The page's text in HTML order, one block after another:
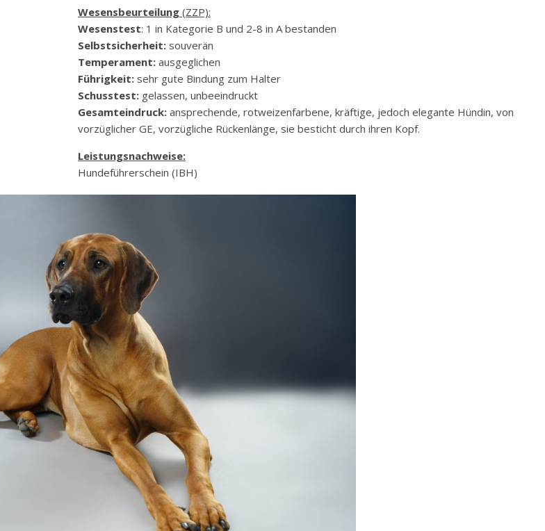
Wesensbeurteilung (ZZP):
Wesenstest: 1 in Kategorie B und 2-8 in A bestanden
Selbstsicherheit: souverän
Temperament: ausgeglichen
Führigkeit: sehr gute Bindung zum Halter
Schusstest: gelassen, unbeeindruckt
Gesamteindruck: ansprechende, rotweizenfarbene, kräftige, jedoch elegante Hündin, von
vorzüglicher GE, vorzügliche Rückenlänge, sie besticht durch ihren Kopf.
Leistungsnachweise:
Hundeführerschein (IBH)